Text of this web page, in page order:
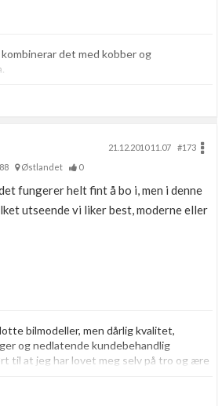
det med kobber og
21.12.2010 11.07
#173
Østlandet 0
fungerer helt fint å bo i, men i denne
utseende vi liker best, moderne eller
bilmodeller, men dårlig kvalitet,
og nedlatende kundebehandlig
til at jeg har lovet meg selv på tro og ære